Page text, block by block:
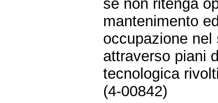
se non ritenga
mantenimento
occupazione
attraverso piani
tecnologica
(4-00842)